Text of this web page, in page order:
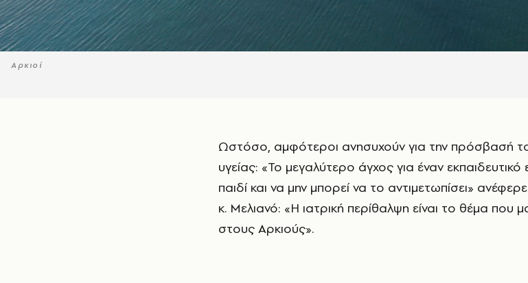
Αρκιοί
Ωστόσο, αμφότεροι ανησυχούν για την πρόσβασή τους σε επαρκείς υπηρεσίες
υγείας: «Το μεγαλύτερο άγχος για έναν εκπαιδευτικό
παιδί και να μην μπορεί να το αντιμετωπίσει»
κ. Μελιανό: «Η ιατρική περίθαλψη είναι το θέμα που
στους Αρκιούς».